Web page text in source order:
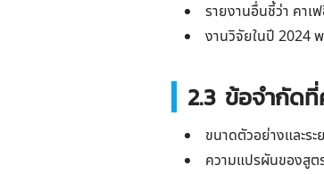
รายงานอื่นชี้ว่า คาเ
งานวิจัยในปี 2024
2.3 ข้อจำกัดที่
ขนาดตัวอย่างและร
ความแปรผันของสูต